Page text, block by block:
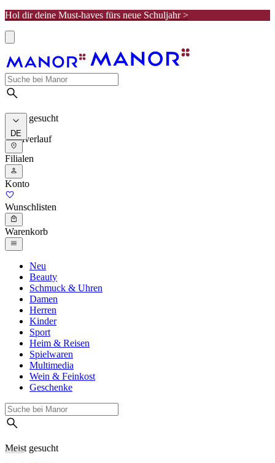
Hol dir deine Must-haves fürs neue Schuljahr >
Meist gesucht
Suchverlauf
DE
Filialen
Konto
Wunschlisten
Warenkorb
Neu
Beauty
Schmuck & Uhren
Damen
Herren
Kinder
Sport
Heim & Reisen
Spielwaren
Multimedia
Wein & Feinkost
Geschenke
Meist gesucht